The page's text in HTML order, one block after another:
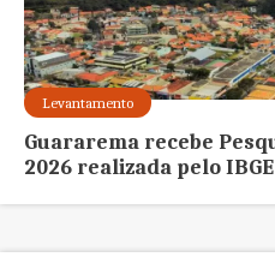
Levantamento
Guararema recebe
2026 realizada pelo IBGE